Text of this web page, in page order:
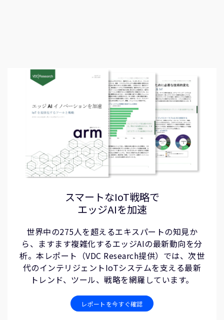
スマートなIoT戦略で
エッジAIを加速
世界中の275人を超えるエキスパートの知見か
ら、ますます複雑化するエッジAIの最新動向を分
析。本レポート（VDC Research提供）では、次世
代のインテリジェントIoTシステムを支える最新
トレンド、ツール、戦略を網羅しています。
レポートを今すぐ確認